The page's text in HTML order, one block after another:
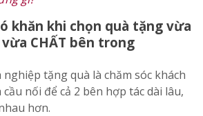
khăn khi chọn quà tặng vừa
CHẤT bên trong
tặng quà là chăm sóc khách
nối để cả 2 bên hợp tác dài lâu,
hơn.